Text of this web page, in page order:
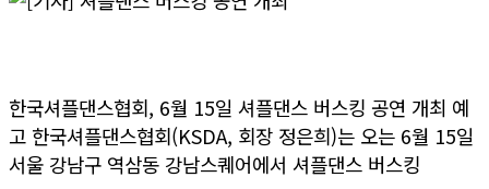
한국셔플댄스협회, 6월 15일 셔플댄스 버스킹 공연 개최 예
고 한국셔플댄스협회(KSDA, 회장 정은희)는 오는 6월 15일
서울 강남구 역삼동 강남스퀘어에서 셔플댄스 버스킹